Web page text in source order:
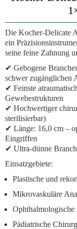
Die Kocher-Delicate
ein
seine feine Zahnung
✔ Gebogene
schwer zugänglichen
✔ Feinste
Gewebestrukturen
✔ Hochwertiger
sterilisierbar)
✔ Länge: 16,0 cm –
Eingriffen
✔ Ultra-dünne
Einsatzgebiete:
Plastische und
Mikrovaskuläre
Pädiatrische